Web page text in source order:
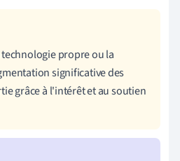
propre ou la
significative des
grâce à l'intérêt et au soutien